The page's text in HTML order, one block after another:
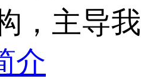
，主导
介